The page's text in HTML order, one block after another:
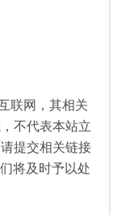
联网，其相关
不代表本站立
提交相关链接
将及时予以处